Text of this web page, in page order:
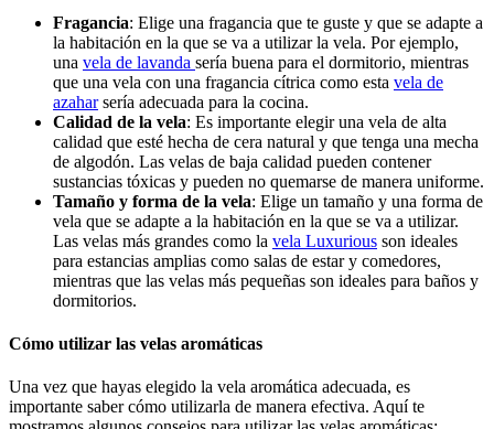
Fragancia: Elige una fragancia que te guste y que se adapte a
la habitación en la que se va a utilizar la vela. Por ejemplo,
una vela de lavanda sería buena para el dormitorio, mientras
que una vela con una fragancia cítrica como esta vela de
azaharsería adecuada para la cocina.
Calidad de la vela: Es importante elegir una vela de alta
calidad que esté hecha de cera natural y que tenga una mecha
de algodón. Las velas de baja calidad pueden contener
sustancias tóxicas y pueden no quemarse de manera uniforme.
Tamaño y forma de la vela: Elige un tamaño y una forma de
vela que se adapte a la habitación en la que se va a utilizar.
Las velas más grandes como la vela Luxurious son ideales
para estancias amplias como salas de estar y comedores,
mientras que las velas más pequeñas son ideales para baños y
dormitorios.
Cómo utilizar las velas aromáticas
Una vez que hayas elegido la vela aromática adecuada, es
importante saber cómo utilizarla de manera efectiva. Aquí te